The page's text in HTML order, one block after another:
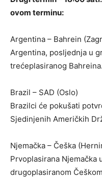
ovom terminu:
Argentina – Bahrein
Argentina, posljednja u
trećeplasiranog Bahreina.
Brazil – SAD (Oslo)
Brazilci će pokušati
Sjedinjenih Američkih
Njemačka – Češka
Prvoplasirana Njemačka
drugoplasiranom